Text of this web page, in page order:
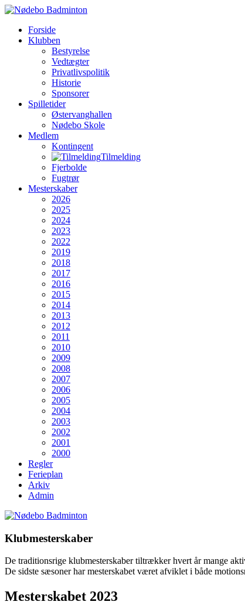
Forside
Klubben
Bestyrelse
Vedtægter
Privatlivspolitik
Historie
Sponsorer
Spilletider
Østervanghallen
Nødebo Skole
Medlem
Kontingent
Tilmelding
Fjerbolde
Fugtrør
Mesterskaber
2026
2025
2024
2023
2022
2019
2018
2017
2016
2015
2014
2013
2012
2011
2010
2009
2008
2007
2006
2005
2004
2003
2002
2001
2000
Regler
Ferieplan
Arkiv
Admin
Klubmesterskaber
De traditionsrige klubmesterskaber tiltrækker hvert år mange
De sidste sæsoner har mesterskabet været afviklet i både
Mesterskabet 2023